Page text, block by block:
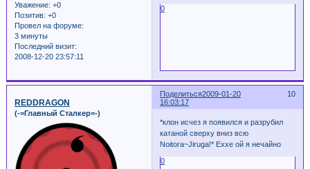
Уважение: +0
Позитив: +0
Провел на форуме:
3 минуты
Последний визит:
2008-12-20 23:57:11
0
Поделиться 10
2009-01-20
16:03:17
REDDRAGON
(-=Главный Сталкер=-)
*клон исчез я появился и разрубил
катаной сверху вниз всю
Noitora~Jiruga!* Еххе ой я нечайно
0